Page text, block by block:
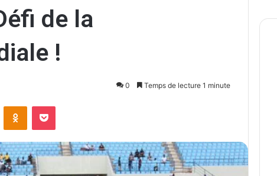
de la
!
0 Temps de lecture 1 minute